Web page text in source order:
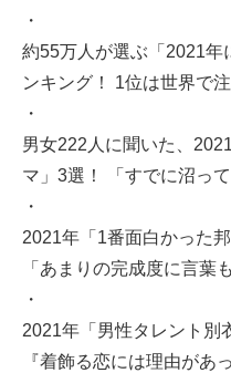
・
約55万人が選ぶ「2021年
ンキング！ 1位は世界で
・
男女222人に聞いた、
マ」3選！ 「すでに沼って
・
2021年「1番面白かった
「あまりの完成度に言葉
・
2021年「男性タレント別
『着飾る恋には理由があ